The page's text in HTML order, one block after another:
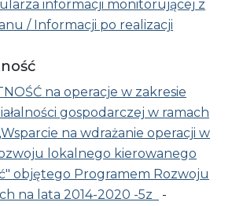
informacji monitorującej z
/ Informacji po realizacji
na operacje w zakresie
gospodarczej w ramach
na wdrażanie operacji w
lokalnego kierowanego
objętego Programem Rozwoju
na lata 2014-2020 -5z
-